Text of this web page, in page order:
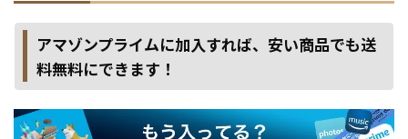
アマゾンプライムに加入すれば、安い商品でも送
料無料にできます！